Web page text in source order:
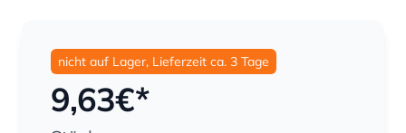
nicht auf Lager, Lieferzeit ca. 3 Tage
9,63€*